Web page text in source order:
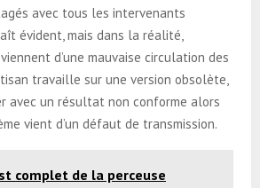
avec tous les intervenants
évident, mais dans la réalité,
d’une mauvaise circulation des
travaille sur une version obsolète,
avec un résultat non conforme alors
vient d’un défaut de transmission.
complet de la perceuse